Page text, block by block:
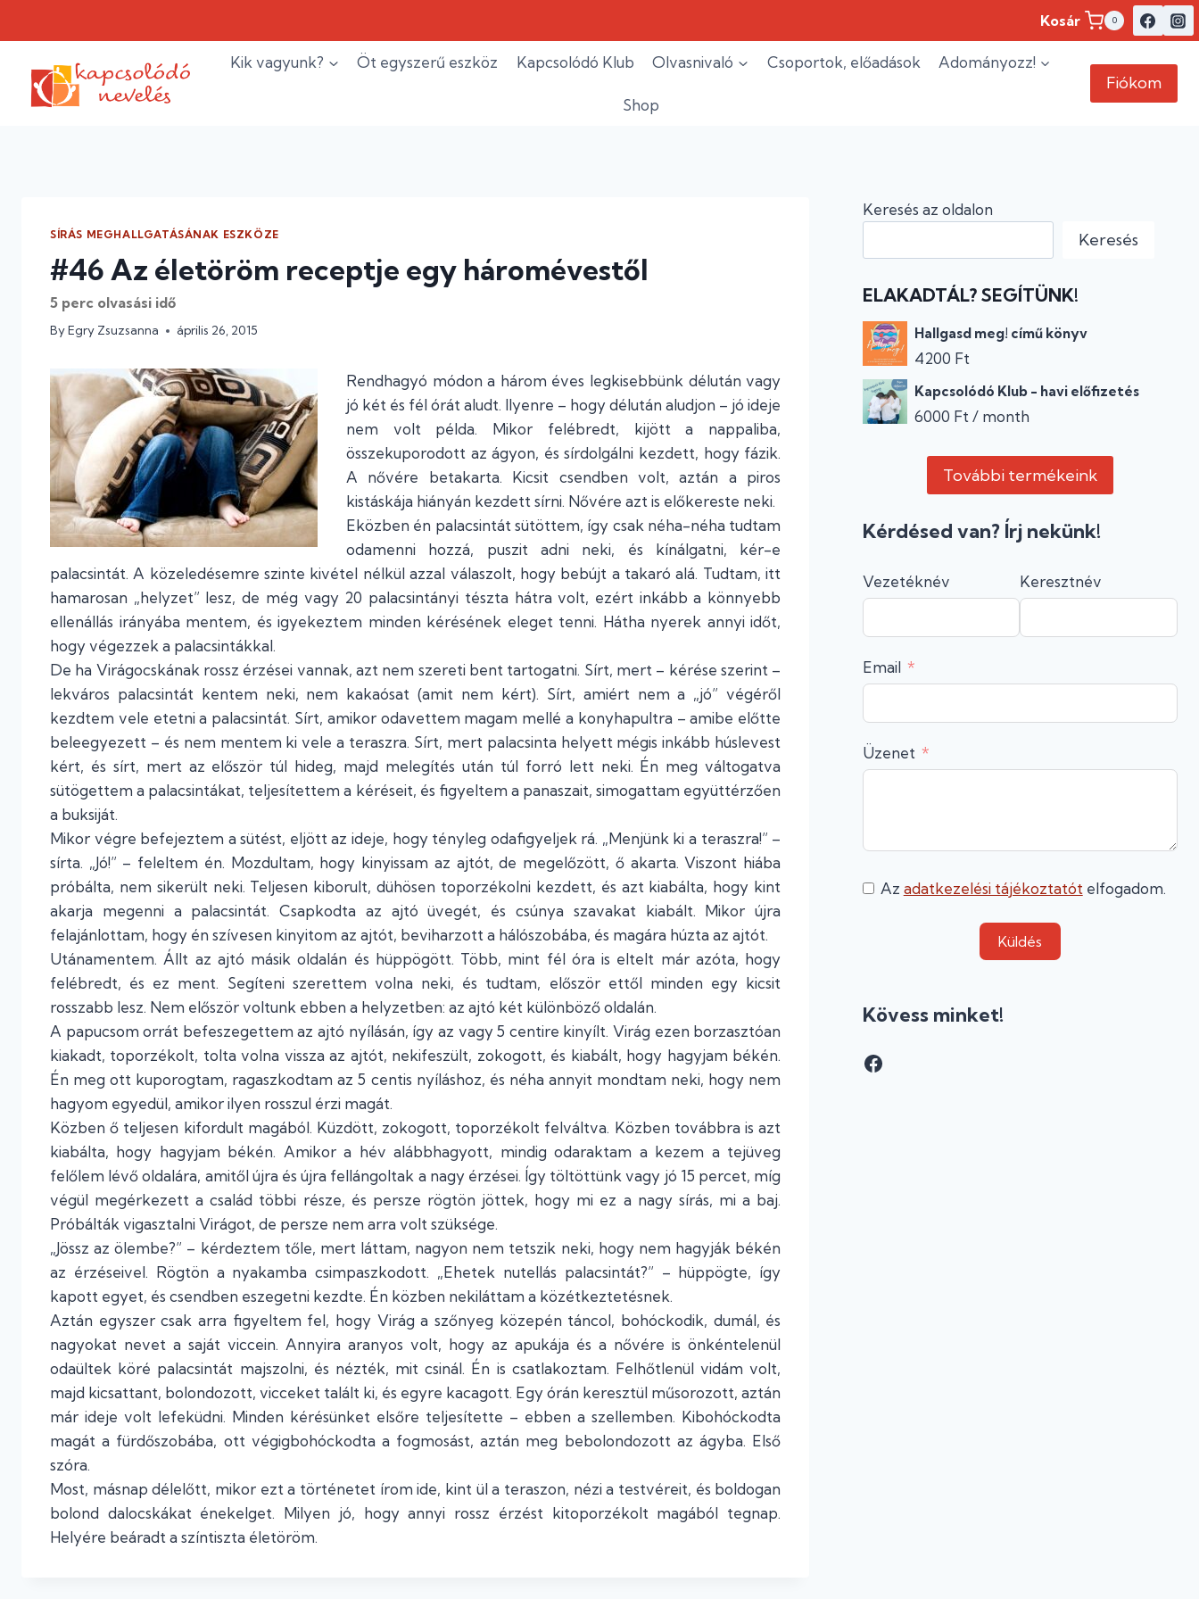
Kosár 0
Kik vagyunk? Öt egyszerű eszköz Kapcsolódó Klub Olvasnivaló Csoportok, előadások Adományozz!
Shop
Fiókom
SÍRÁS MEGHALLGATÁSÁNAK ESZKÖZE
#46 Az életöröm receptje egy háromévestől
5 perc olvasási idő
ByEgry Zsuzsanna április 26, 2015
Rendhagyó módon a három éves legkisebbünk délután vagy
jó két és fél órát aludt. Ilyenre – hogy délután aludjon – jó ideje
nem volt példa. Mikor felébredt, kijött a nappaliba,
összekuporodott az ágyon, és sírdolgálni kezdett, hogy fázik.
A nővére betakarta. Kicsit csendben volt, aztán a piros
kistáskája hiányán kezdett sírni. Nővére azt is előkereste neki.
Eközben én palacsintát sütöttem, így csak néha-néha tudtam
odamenni hozzá, puszit adni neki, és kínálgatni, kér-e
palacsintát. A közeledésemre szinte kivétel nélkül azzal válaszolt, hogy bebújt a takaró alá. Tudtam, itt
hamarosan „helyzet” lesz, de még vagy 20 palacsintányi tészta hátra volt, ezért inkább a könnyebb
ellenállás irányába mentem, és igyekeztem minden kérésének eleget tenni. Hátha nyerek annyi időt,
hogy végezzek a palacsintákkal.
De ha Virágocskának rossz érzései vannak, azt nem szereti bent tartogatni. Sírt, mert – kérése szerint –
lekváros palacsintát kentem neki, nem kakaósat (amit nem kért). Sírt, amiért nem a „jó” végéről
kezdtem vele etetni a palacsintát. Sírt, amikor odavettem magam mellé a konyhapultra – amibe előtte
beleegyezett – és nem mentem ki vele a teraszra. Sírt, mert palacsinta helyett mégis inkább húslevest
kért, és sírt, mert az először túl hideg, majd melegítés után túl forró lett neki. Én meg váltogatva
sütögettem a palacsintákat, teljesítettem a kéréseit, és figyeltem a panaszait, simogattam együttérzően
a buksiját.
Mikor végre befejeztem a sütést, eljött az ideje, hogy tényleg odafigyeljek rá. „Menjünk ki a teraszra!” –
sírta. „Jó!” – feleltem én. Mozdultam, hogy kinyissam az ajtót, de megelőzött, ő akarta. Viszont hiába
próbálta, nem sikerült neki. Teljesen kiborult, dühösen toporzékolni kezdett, és azt kiabálta, hogy kint
akarja megenni a palacsintát. Csapkodta az ajtó üvegét, és csúnya szavakat kiabált. Mikor újra
felajánlottam, hogy én szívesen kinyitom az ajtót, beviharzott a hálószobába, és magára húzta az ajtót.
Utánamentem. Állt az ajtó másik oldalán és hüppögött. Több, mint fél óra is eltelt már azóta, hogy
felébredt, és ez ment. Segíteni szerettem volna neki, és tudtam, először ettől minden egy kicsit
rosszabb lesz. Nem először voltunk ebben a helyzetben: az ajtó két különböző oldalán.
A papucsom orrát befeszegettem az ajtó nyílásán, így az vagy 5 centire kinyílt. Virág ezen borzasztóan
kiakadt, toporzékolt, tolta volna vissza az ajtót, nekifeszült, zokogott, és kiabált, hogy hagyjam békén.
Én meg ott kuporogtam, ragaszkodtam az 5 centis nyíláshoz, és néha annyit mondtam neki, hogy nem
hagyom egyedül, amikor ilyen rosszul érzi magát.
Közben ő teljesen kifordult magából. Küzdött, zokogott, toporzékolt felváltva. Közben továbbra is azt
kiabálta, hogy hagyjam békén. Amikor a hév alábbhagyott, mindig odaraktam a kezem a tejüveg
felőlem lévő oldalára, amitől újra és újra fellángoltak a nagy érzései. Így töltöttünk vagy jó 15 percet, míg
végül megérkezett a család többi része, és persze rögtön jöttek, hogy mi ez a nagy sírás, mi a baj.
Próbálták vigasztalni Virágot, de persze nem arra volt szüksége.
„Jössz az ölembe?” – kérdeztem tőle, mert láttam, nagyon nem tetszik neki, hogy nem hagyják békén
az érzéseivel. Rögtön a nyakamba csimpaszkodott. „Ehetek nutellás palacsintát?” – hüppögte, így
kapott egyet, és csendben eszegetni kezdte. Én közben nekiláttam a közétkeztetésnek.
Aztán egyszer csak arra figyeltem fel, hogy Virág a szőnyeg közepén táncol, bohóckodik, dumál, és
nagyokat nevet a saját viccein. Annyira aranyos volt, hogy az apukája és a nővére is önkéntelenül
odaültek köré palacsintát majszolni, és nézték, mit csinál. Én is csatlakoztam. Felhőtlenül vidám volt,
majd kicsattant, bolondozott, vicceket talált ki, és egyre kacagott. Egy órán keresztül műsorozott, aztán
már ideje volt lefeküdni. Minden kérésünket elsőre teljesítette – ebben a szellemben. Kibohóckodta
magát a fürdőszobába, ott végigbohóckodta a fogmosást, aztán meg bebolondozott az ágyba. Első
szóra.
Most, másnap délelőtt, mikor ezt a történetet írom ide, kint ül a teraszon, nézi a testvéreit, és boldogan
bolond dalocskákat énekelget. Milyen jó, hogy annyi rossz érzést kitoporzékolt magából tegnap.
Helyére beáradt a színtiszta életöröm.
Keresés az oldalon
Keresés
ELAKADTÁL? SEGÍTÜNK!
Hallgasd meg! című könyv
4200 Ft
Kapcsolódó Klub - havi előfizetés
6000 Ft / month
További termékeink
Kérdésed van? Írj nekünk!
Vezetéknév Keresztnév
Email
Üzenet
Az adatkezelési tájékoztatót elfogadom.
Küldés
Kövess minket!
Facebook